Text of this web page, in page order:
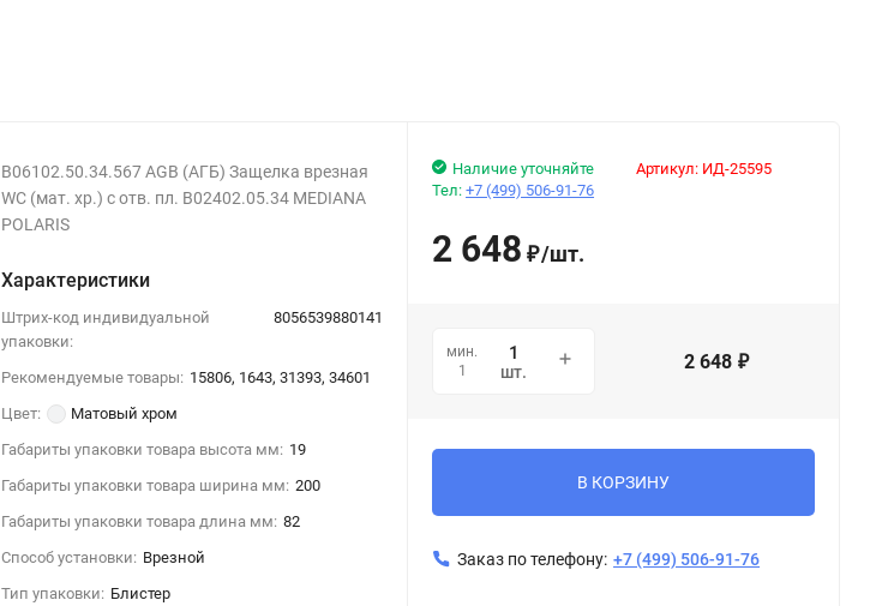
B06102.50.34.567 AGB (АГБ) Защелка врезная
WC (мат. хр.) с отв. пл. B02402.05.34 MEDIANA
POLARIS
Характеристики
Штрих-код индивидуальной
упаковки:
8056539880141
Рекомендуемые товары: 15806, 1643, 31393, 34601
Цвет:
Матовый хром
Габариты упаковки товара высота мм: 19
Габариты упаковки товара ширина мм: 200
Габариты упаковки товара длина мм: 82
Способ установки: Врезной
Тип упаковки: Блистер
Артикул: ИД-25595
Наличие уточняйте
Тел:+7 (499) 506-91-76
2 648 ₽/шт.
мин.
1
шт. 2 648 ₽
В КОРЗИНУ
Заказ по телефону: +7 (499) 506-91-76